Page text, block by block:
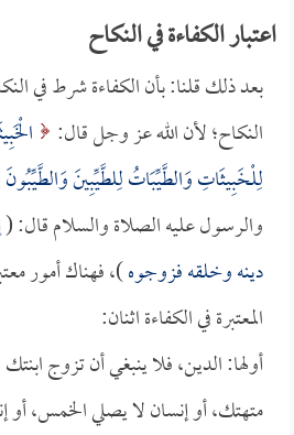
اعتبار الكفاءة في النكاح
بعد ذلك قلنا: بأن الكفاءة شرط في
النكاح؛ لأن الله عز وجل قال:
لِلْخَبِيثَاتِ وَالطَّيِّبَاتُ لِلطَّيِّبِينَ
والرسول عليه الصلاة والسلام قال: (
دينه وخلقه فزوجوه)، فهناك أمور
المعتبرة في الكفاءة اثنان:
أولها: الدين، فلا ينبغي أن تزوج
متهتك، أو إنسان لا يصلي الخمس، أو